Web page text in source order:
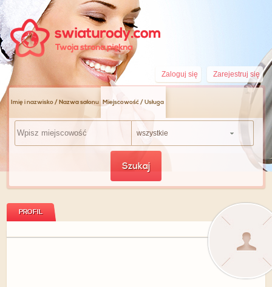
Zarejestruj się
Zaloguj się
Imię i nazwisko / Nazwa salonu Miejscowość / Usługa
wszystkie
Szukaj
PROFIL